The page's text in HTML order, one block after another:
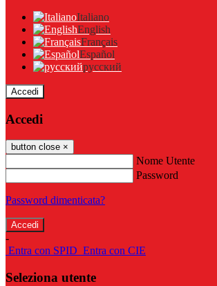
Italiano
English
Français
Español
русский
Accedi
Accedi
button close ×
Nome Utente
Password
Password dimenticata?
-
Entra con SPID Entra con CIE
Seleziona utente